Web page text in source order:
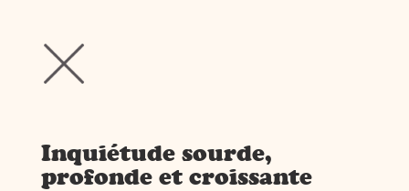
Inquiétude sourde,
profonde et croissante